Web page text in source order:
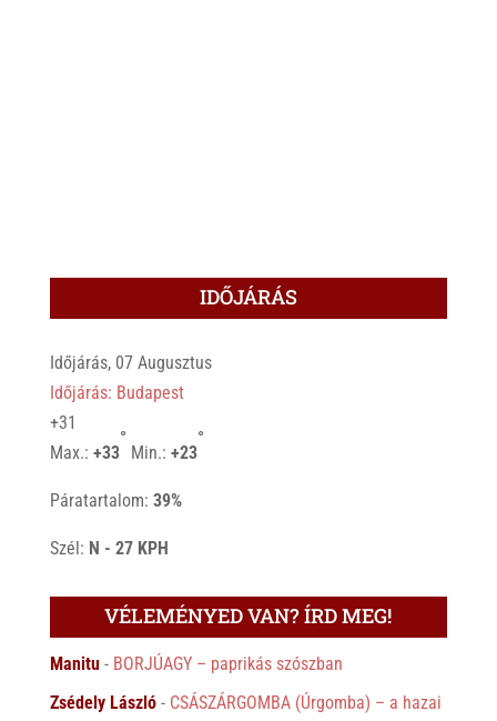
IDŐJÁRÁS
Időjárás, 07 Augusztus
Időjárás: Budapest
+31
Max.: +33
°
Min.: +23
°
Páratartalom: 39%
Szél: N - 27 KPH
VÉLEMÉNYED VAN? ÍRD MEG!
Manitu- BORJÚAGY – paprikás szószban
Zsédely László- CSÁSZÁRGOMBA (Úrgomba) – a hazai